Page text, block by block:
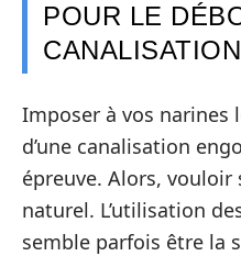
POUR LE
Imposer à vos narines
d’une canalisation
épreuve. Alors, vouloir
naturel. L’utilisation
semble parfois être la